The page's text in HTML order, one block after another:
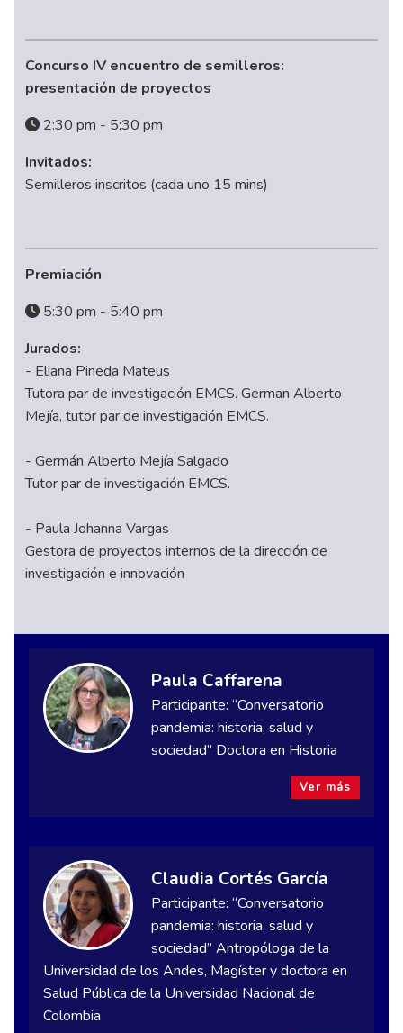
Concurso IV encuentro de semilleros:
presentación de proyectos
2:30 pm - 5:30 pm
Invitados:
Semilleros inscritos (cada uno 15 mins)
Premiación
5:30 pm - 5:40 pm
Jurados:
- Eliana Pineda Mateus
Tutora par de investigación EMCS. German Alberto
Mejía, tutor par de investigación EMCS.
- Germán Alberto Mejía Salgado
Tutor par de investigación EMCS.
- Paula Johanna Vargas
Gestora de proyectos internos de la dirección de
investigación e innovación
Paula Caffarena
Participante: “Conversatorio
pandemia: historia, salud y
sociedad” Doctora en Historia
Ver más
Claudia Cortés García
Participante: “Conversatorio
pandemia: historia, salud y
sociedad” Antropóloga de la
Universidad de los Andes, Magíster y doctora en
Salud Pública de la Universidad Nacional de
Colombia